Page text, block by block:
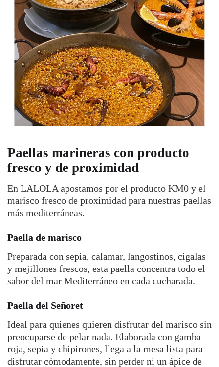
Paellas marineras con producto
fresco y de proximidad
En LALOLA apostamos por el producto KM0 y el
marisco fresco de proximidad para nuestras paellas
más mediterráneas.
Paella de marisco
Preparada con sepia, calamar, langostinos, cigalas
y mejillones frescos, esta paella concentra todo el
sabor del mar Mediterráneo en cada cucharada.
Paella del Señoret
Ideal para quienes quieren disfrutar del marisco sin
preocuparse de pelar nada. Elaborada con gamba
roja, sepia y chipirones, llega a la mesa lista para
disfrutar cómodamente, sin perder ni un ápice de